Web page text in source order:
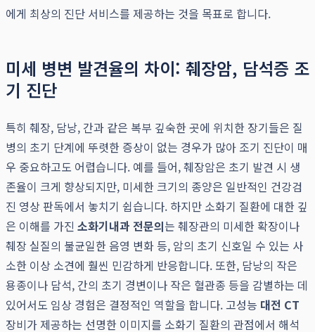
에게 최상의 진단 서비스를 제공하는 것을 목표로 합니다.
미세 병변 발견율의 차이: 췌장암, 담석증 조
기 진단
특히 췌장, 담낭, 간과 같은 복부 깊숙한 곳에 위치한 장기들은 질
병의 초기 단계에 뚜렷한 증상이 없는 경우가 많아 조기 진단이 매
우 중요하고도 어렵습니다. 예를 들어, 췌장암은 초기 발견 시 생
존율이 크게 향상되지만, 미세한 크기의 종양은 일반적인 건강검
진 영상 판독에서 놓치기 쉽습니다. 하지만 소화기 질환에 대한 깊
은 이해를 가진 소화기내과 전문의는 췌장관의 미세한 확장이나
췌장 실질의 불균일한 음영 변화 등, 암의 초기 신호일 수 있는 사
소한 이상 소견에 훨씬 민감하게 반응합니다. 또한, 담낭의 작은
용종이나 담석, 간의 초기 경변이나 작은 혈관종 등을 감별하는 데
있어서도 임상 경험은 결정적인 역할을 합니다. 고성능 대전 CT
장비가 제공하는 선명한 이미지를 소화기 질환의 관점에서 해석